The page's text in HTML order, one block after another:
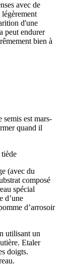
avec de
légèrement
d'une
peut endurer
bien à
est mars-
quand il
(avec du
composé
spécial
d’une
d’arrosoir
utilisant un
Etaler
doigts.